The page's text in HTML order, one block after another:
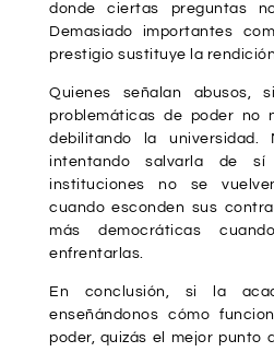
donde ciertas preguntas
Demasiado importantes
prestigio sustituye la
Quienes señalan abusos,
problemáticas de poder no
debilitando la universidad.
intentando salvarla de sí
instituciones no se
cuando esconden sus
más democráticas
enfrentarlas.
En conclusión, si la
enseñándonos cómo
poder, quizás el mejor punto